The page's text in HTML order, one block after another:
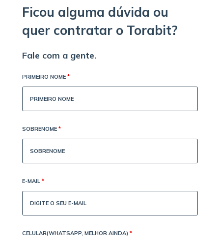
Ficou alguma dúvida ou
quer contratar o Torabit?
Fale com a gente.
PRIMEIRO NOME *
SOBRENOME *
E-MAIL *
CELULAR(WHATSAPP, MELHOR AINDA) *